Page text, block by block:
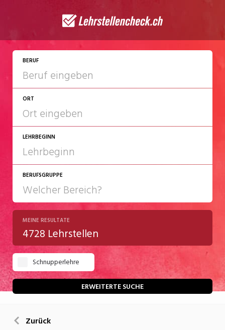
BERUF
ORT
LEHRBEGINN
2027
2028
BERUFSGRUPPE
Chemie/Pharma
Gastgewerbe
Gesundheit/Pflege/Soziales
Handwerk/Technik
Kultur
MEINE RESULTATE
4728 Lehrstellen
Schnupperlehre
ERWEITERTE SUCHE
Zurück